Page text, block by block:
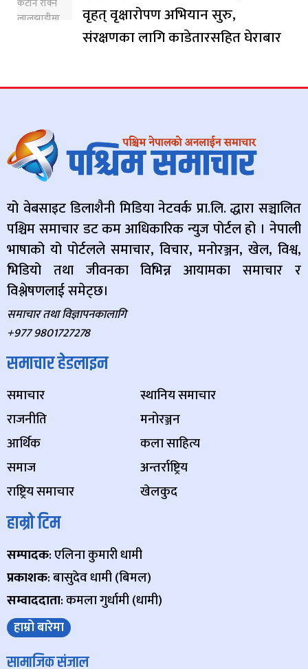
वृहत् वृक्षारोपण अभियान सुरु,
संरक्षणका लागि काडेतारसहित घेराबार
यो वेबसाइट डिलाशैनी मिडिया नेटवर्क प्रा.लि. द्धारा सञ्चालित
पश्चिम समाचार डट कम आधिकारिक न्युज पोर्टल हो । नेपाली
भाषाको यो पोर्टलले समाचार, विचार, मनोरञ्जन, खेल, विश्व,
भिडियो तथा जीवनका विभिन्न आयामका समाचार र
विश्लेषणलाई समेट्छ।
समाचार तथा विज्ञापनकालागि
+977 9801727278
समाचार हेडलाइन
समाचार
राजनीति
आर्थिक
समाज
राष्ट्रिय समाचार
स्थानिय समाचार
मनोरञ्जन
कला साहित्य
अन्तर्राष्ट्रिय
खेलकुद
हाम्रो टिम
सम्पादक: एलिना कुमारी धामी
प्रकाशक: बासुदेव धामी (बिमल)
सम्वाददाता: कमला गुर्धामी (धामी)
हाम्रो बारेमा
सामाजिक संजाल